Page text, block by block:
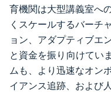
育機関は大型講義室へ
くスケールするバーチ
ョン、アダプティブエ
と資金を振り向けてい
ムも、より迅速なオン
イアンス追跡、および